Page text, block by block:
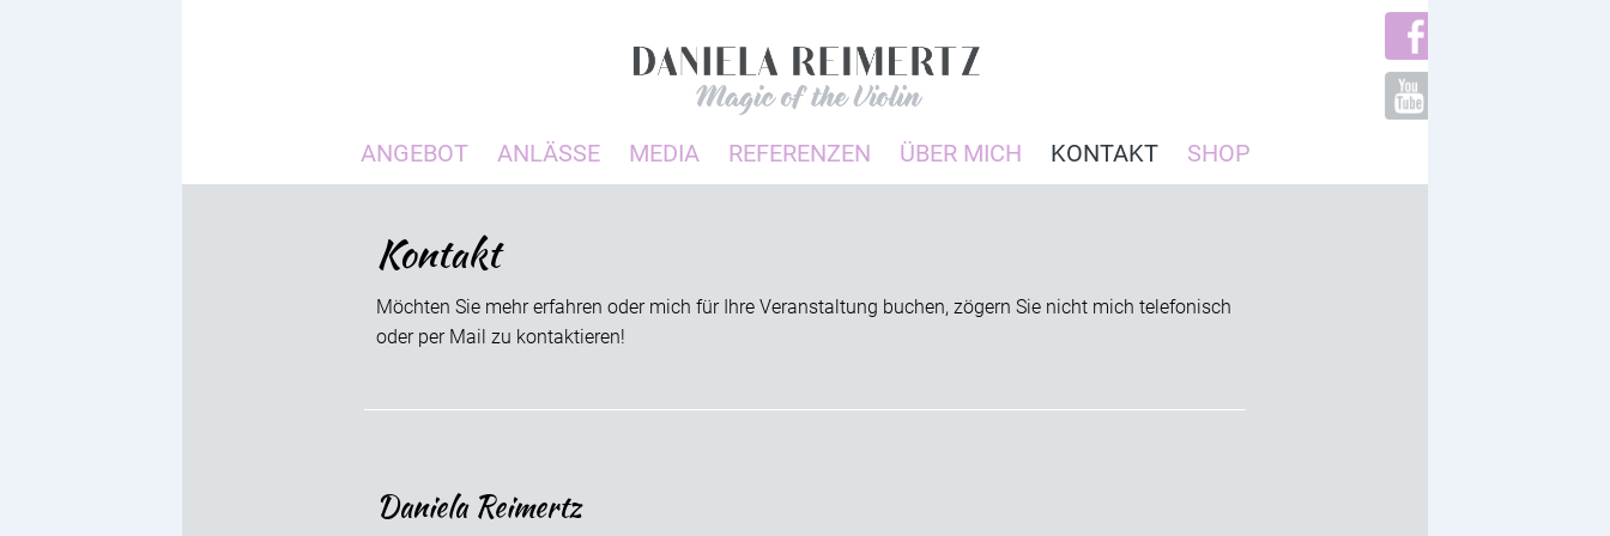
ANGEBOT ANLÄSSE MEDIA REFERENZEN ÜBER MICH KONTAKT SHOP
Kontakt
Möchten Sie mehr erfahren oder mich für Ihre Veranstaltung buchen, zögern Sie nicht mich telefonisch
oder per Mail zu kontaktieren!
Daniela Reimertz